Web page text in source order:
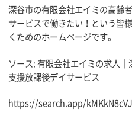
深谷市の有限会社エイミの高齢者
サービスで働きたい！ という皆
くためのホームページです。
ソース: 有限会社エイミの求人｜
支援放課後デイサービス
https://search.app/